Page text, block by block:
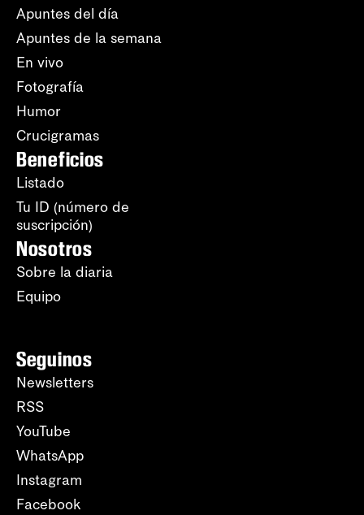
Apuntes del día
Apuntes de la semana
En vivo
Fotografía
Humor
Crucigramas
Beneficios
Listado
Tu ID (número de
suscripción)
Nosotros
Sobre la diaria
Equipo
Seguinos
Newsletters
RSS
YouTube
WhatsApp
Instagram
Facebook